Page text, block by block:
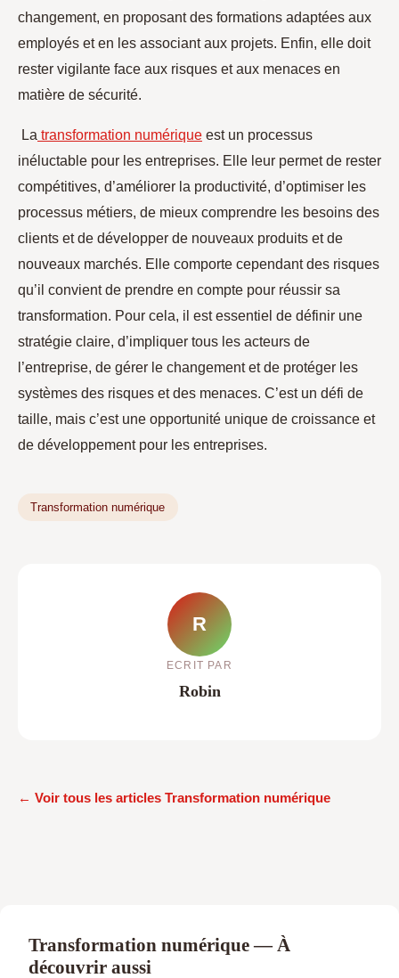
changement, en proposant des formations adaptées aux
employés et en les associant aux projets. Enfin, elle doit
rester vigilante face aux risques et aux menaces en
matière de sécurité.
La transformation numérique est un processus
inéluctable pour les entreprises. Elle leur permet de rester
compétitives, d’améliorer la productivité, d’optimiser les
processus métiers, de mieux comprendre les besoins des
clients et de développer de nouveaux produits et de
nouveaux marchés. Elle comporte cependant des risques
qu’il convient de prendre en compte pour réussir sa
transformation. Pour cela, il est essentiel de définir une
stratégie claire, d’impliquer tous les acteurs de
l’entreprise, de gérer le changement et de protéger les
systèmes des risques et des menaces. C’est un défi de
taille, mais c’est une opportunité unique de croissance et
de développement pour les entreprises.
Transformation numérique
R
ECRIT PAR
Robin
← Voir tous les articles Transformation numérique
Transformation numérique — À
découvrir aussi